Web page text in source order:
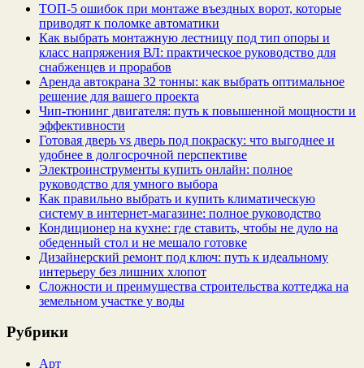
ТОП-5 ошибок при монтаже въездных ворот, которые
приводят к поломке автоматики
Как выбрать монтажную лестницу под тип опоры и
класс напряжения ВЛ: практическое руководство для
снабженцев и прорабов
Аренда автокрана 32 тонны: как выбрать оптимальное
решение для вашего проекта
Чип‑тюнинг двигателя: путь к повышенной мощности и
эффективности
Готовая дверь vs дверь под покраску: что выгоднее и
удобнее в долгосрочной перспективе
Электроинструменты купить онлайн: полное
руководство для умного выбора
Как правильно выбрать и купить климатическую
систему в интернет‑магазине: полное руководство
Кондиционер на кухне: где ставить, чтобы не дуло на
обеденный стол и не мешало готовке
Дизайнерский ремонт под ключ: путь к идеальному
интерьеру без лишних хлопот
Сложности и преимущества строительства коттеджа на
земельном участке у воды
Рубрики
Арт